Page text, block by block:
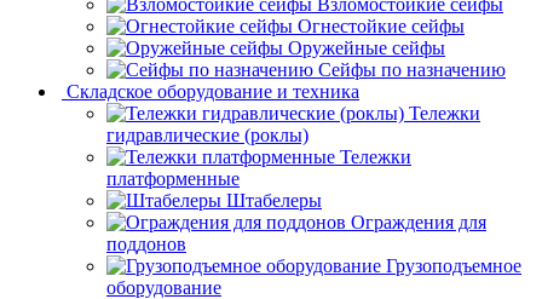
Взломостойкие сейфы
Огнестойкие сейфы
Оружейные сейфы
Сейфы по назначению
Складское оборудование и техника
Тележки
гидравлические (роклы)
Тележки
платформенные
Штабелеры
Ограждения для
поддонов
Грузоподъемное
оборудование